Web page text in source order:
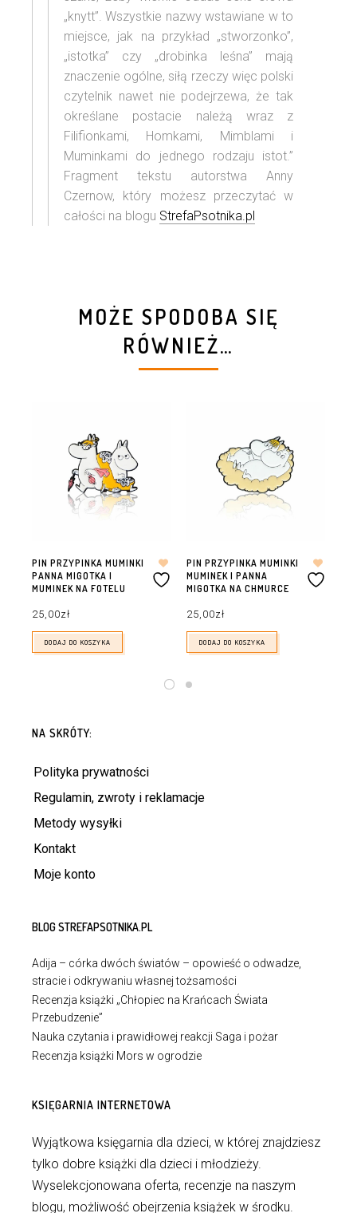
„knytt”. Wszystkie nazwy wstawiane w to
miejsce, jak na przykład „stworzonko”,
„istotka” czy „drobinka leśna” mają
znaczenie ogólne, siłą rzeczy więc polski
czytelnik nawet nie podejrzewa, że tak
określane postacie należą wraz z
Filifionkami, Homkami, Mimblami i
Muminkami do jednego rodzaju istot.”
Fragment tekstu autorstwa Anny
Czernow, który możesz przeczytać w
całości na blogu StrefaPsotnika.pl
MOŻE SPODOBA SIĘ
RÓWNIEŻ…
PIN PRZYPINKA MUMINKI
PANNA MIGOTKA I
MUMINEK NA FOTELU
25,00zł
DODAJ DO KOSZYKA
PIN PRZYPINKA MUMINKI
MUMINEK I PANNA
MIGOTKA NA CHMURCE
25,00zł
DODAJ DO KOSZYKA
NA SKRÓTY:
Polityka prywatności
Regulamin, zwroty i reklamacje
Metody wysyłki
Kontakt
Moje konto
BLOG STREFAPSOTNIKA.PL
Adija – córka dwóch światów – opowieść o odwadze,
stracie i odkrywaniu własnej tożsamości
Recenzja książki „Chłopiec na Krańcach Świata
Przebudzenie”
Nauka czytania i prawidłowej reakcji Saga i pożar
Recenzja książki Mors w ogrodzie
KSIĘGARNIA INTERNETOWA
Wyjątkowa księgarnia dla dzieci, w której znajdziesz
tylko dobre książki dla dzieci i młodzieży.
Wyselekcjonowana oferta, recenzje na naszym
blogu, możliwość obejrzenia książek w środku.